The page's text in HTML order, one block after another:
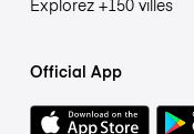
Official App